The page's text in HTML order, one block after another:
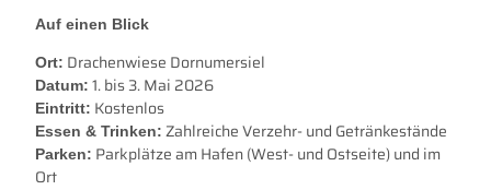
Auf einen Blick
Ort: Drachenwiese Dornumersiel
Datum: 1. bis 3. Mai 2026
Eintritt: Kostenlos
Essen & Trinken: Zahlreiche Verzehr- und Getränkestände
Parken: Parkplätze am Hafen (West- und Ostseite) und im
Ort